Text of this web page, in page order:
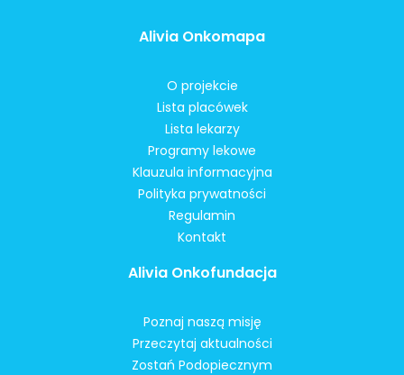
Alivia Onkomapa
O projekcie
Lista placówek
Lista lekarzy
Programy lekowe
Klauzula informacyjna
Polityka prywatności
Regulamin
Kontakt
Alivia Onkofundacja
Poznaj naszą misję
Przeczytaj aktualności
Zostań Podopiecznym